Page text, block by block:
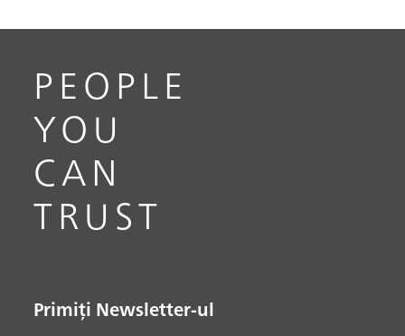
PEOPLE
YOU
CAN
TRUST
Primiți Newsletter-ul